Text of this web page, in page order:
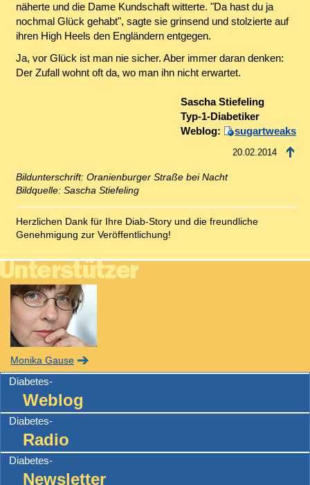
näherte und die Dame Kundschaft witterte. "Da hast du ja
nochmal Glück gehabt", sagte sie grinsend und stolzierte auf
ihren High Heels den Engländern entgegen.
Ja, vor Glück ist man nie sicher. Aber immer daran denken:
Der Zufall wohnt oft da, wo man ihn nicht erwartet.
Sascha Stiefeling
Typ-1-Diabetiker
Weblog:
sugartweaks
20.02.2014
Bildunterschrift: Oranienburger Straße bei Nacht
Bildquelle: Sascha Stiefeling
Herzlichen Dank für Ihre Diab-Story und die freundliche
Genehmigung zur Veröffentlichung!
Monika Gause
Diabetes-
Weblog
Diabetes-
Radio
Diabetes-
Newsletter